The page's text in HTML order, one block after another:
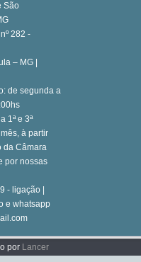
São
282 -
– MG |
de segunda a
1ª e 3ª
à partir
da Câmara
por nossas
- ligação |
e whatsapp
por Lancer